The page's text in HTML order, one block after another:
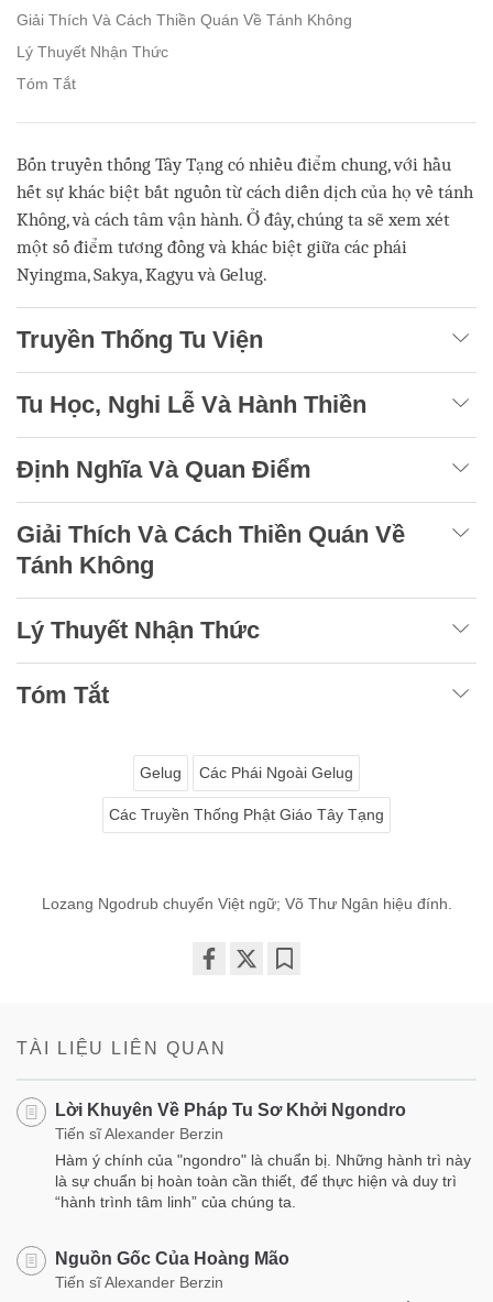
Giải Thích Và Cách Thiền Quán Về Tánh Không
Lý Thuyết Nhận Thức
Tóm Tắt
Bốn truyền thống Tây Tạng có nhiều điểm chung, với hầu
hết sự khác biệt bắt nguồn từ cách diễn dịch của họ về tánh
Không, và cách tâm vận hành. Ở đây, chúng ta sẽ xem xét
một số điểm tương đồng và khác biệt giữa các phái
Nyingma, Sakya, Kagyu và Gelug.
Truyền Thống Tu Viện
Tu Học, Nghi Lễ Và Hành Thiền
Định Nghĩa Và Quan Điểm
Giải Thích Và Cách Thiền Quán Về
Tánh Không
Lý Thuyết Nhận Thức
Tóm Tắt
Gelug Các Phái Ngoài Gelug
Các Truyền Thống Phật Giáo Tây Tạng
Lozang Ngodrub chuyển Việt ngữ; Võ Thư Ngân hiệu đính.
TÀI LIỆU LIÊN QUAN
Lời Khuyên Về Pháp Tu Sơ Khởi Ngondro
Tiến sĩ Alexander Berzin
Hàm ý chính của "ngondro" là chuẩn bị. Những hành trì này
là sự chuẩn bị hoàn toàn cần thiết, để thực hiện và duy trì
“hành trình tâm linh” của chúng ta.
Nguồn Gốc Của Hoàng Mão
Tiến sĩ Alexander Berzin